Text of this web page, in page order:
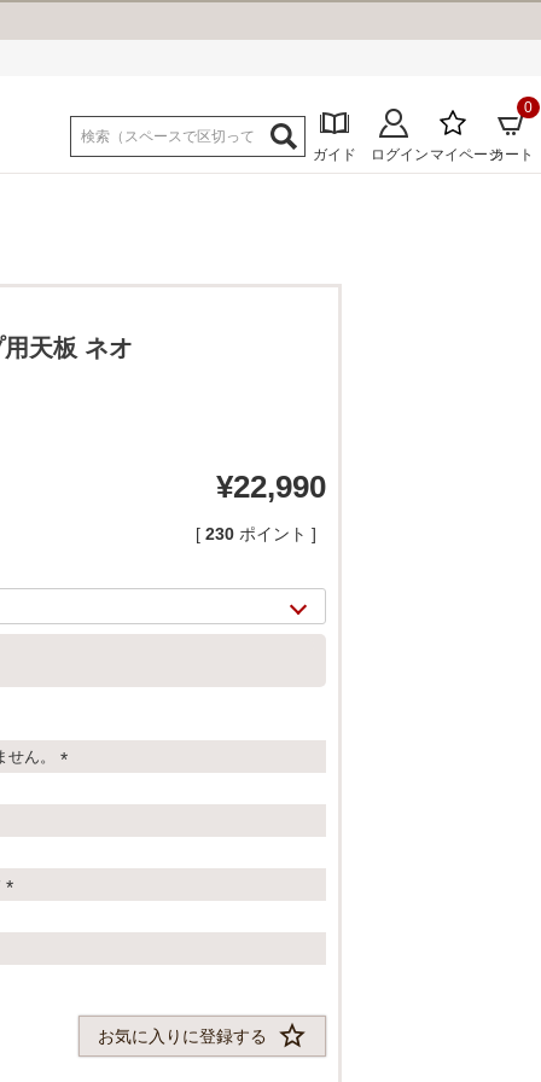
ガイド ログイン マイページカート
0
天板 ネオ
¥22,990
[ 230 ポイント ]
せん。
必
必
お気に入りに登録する